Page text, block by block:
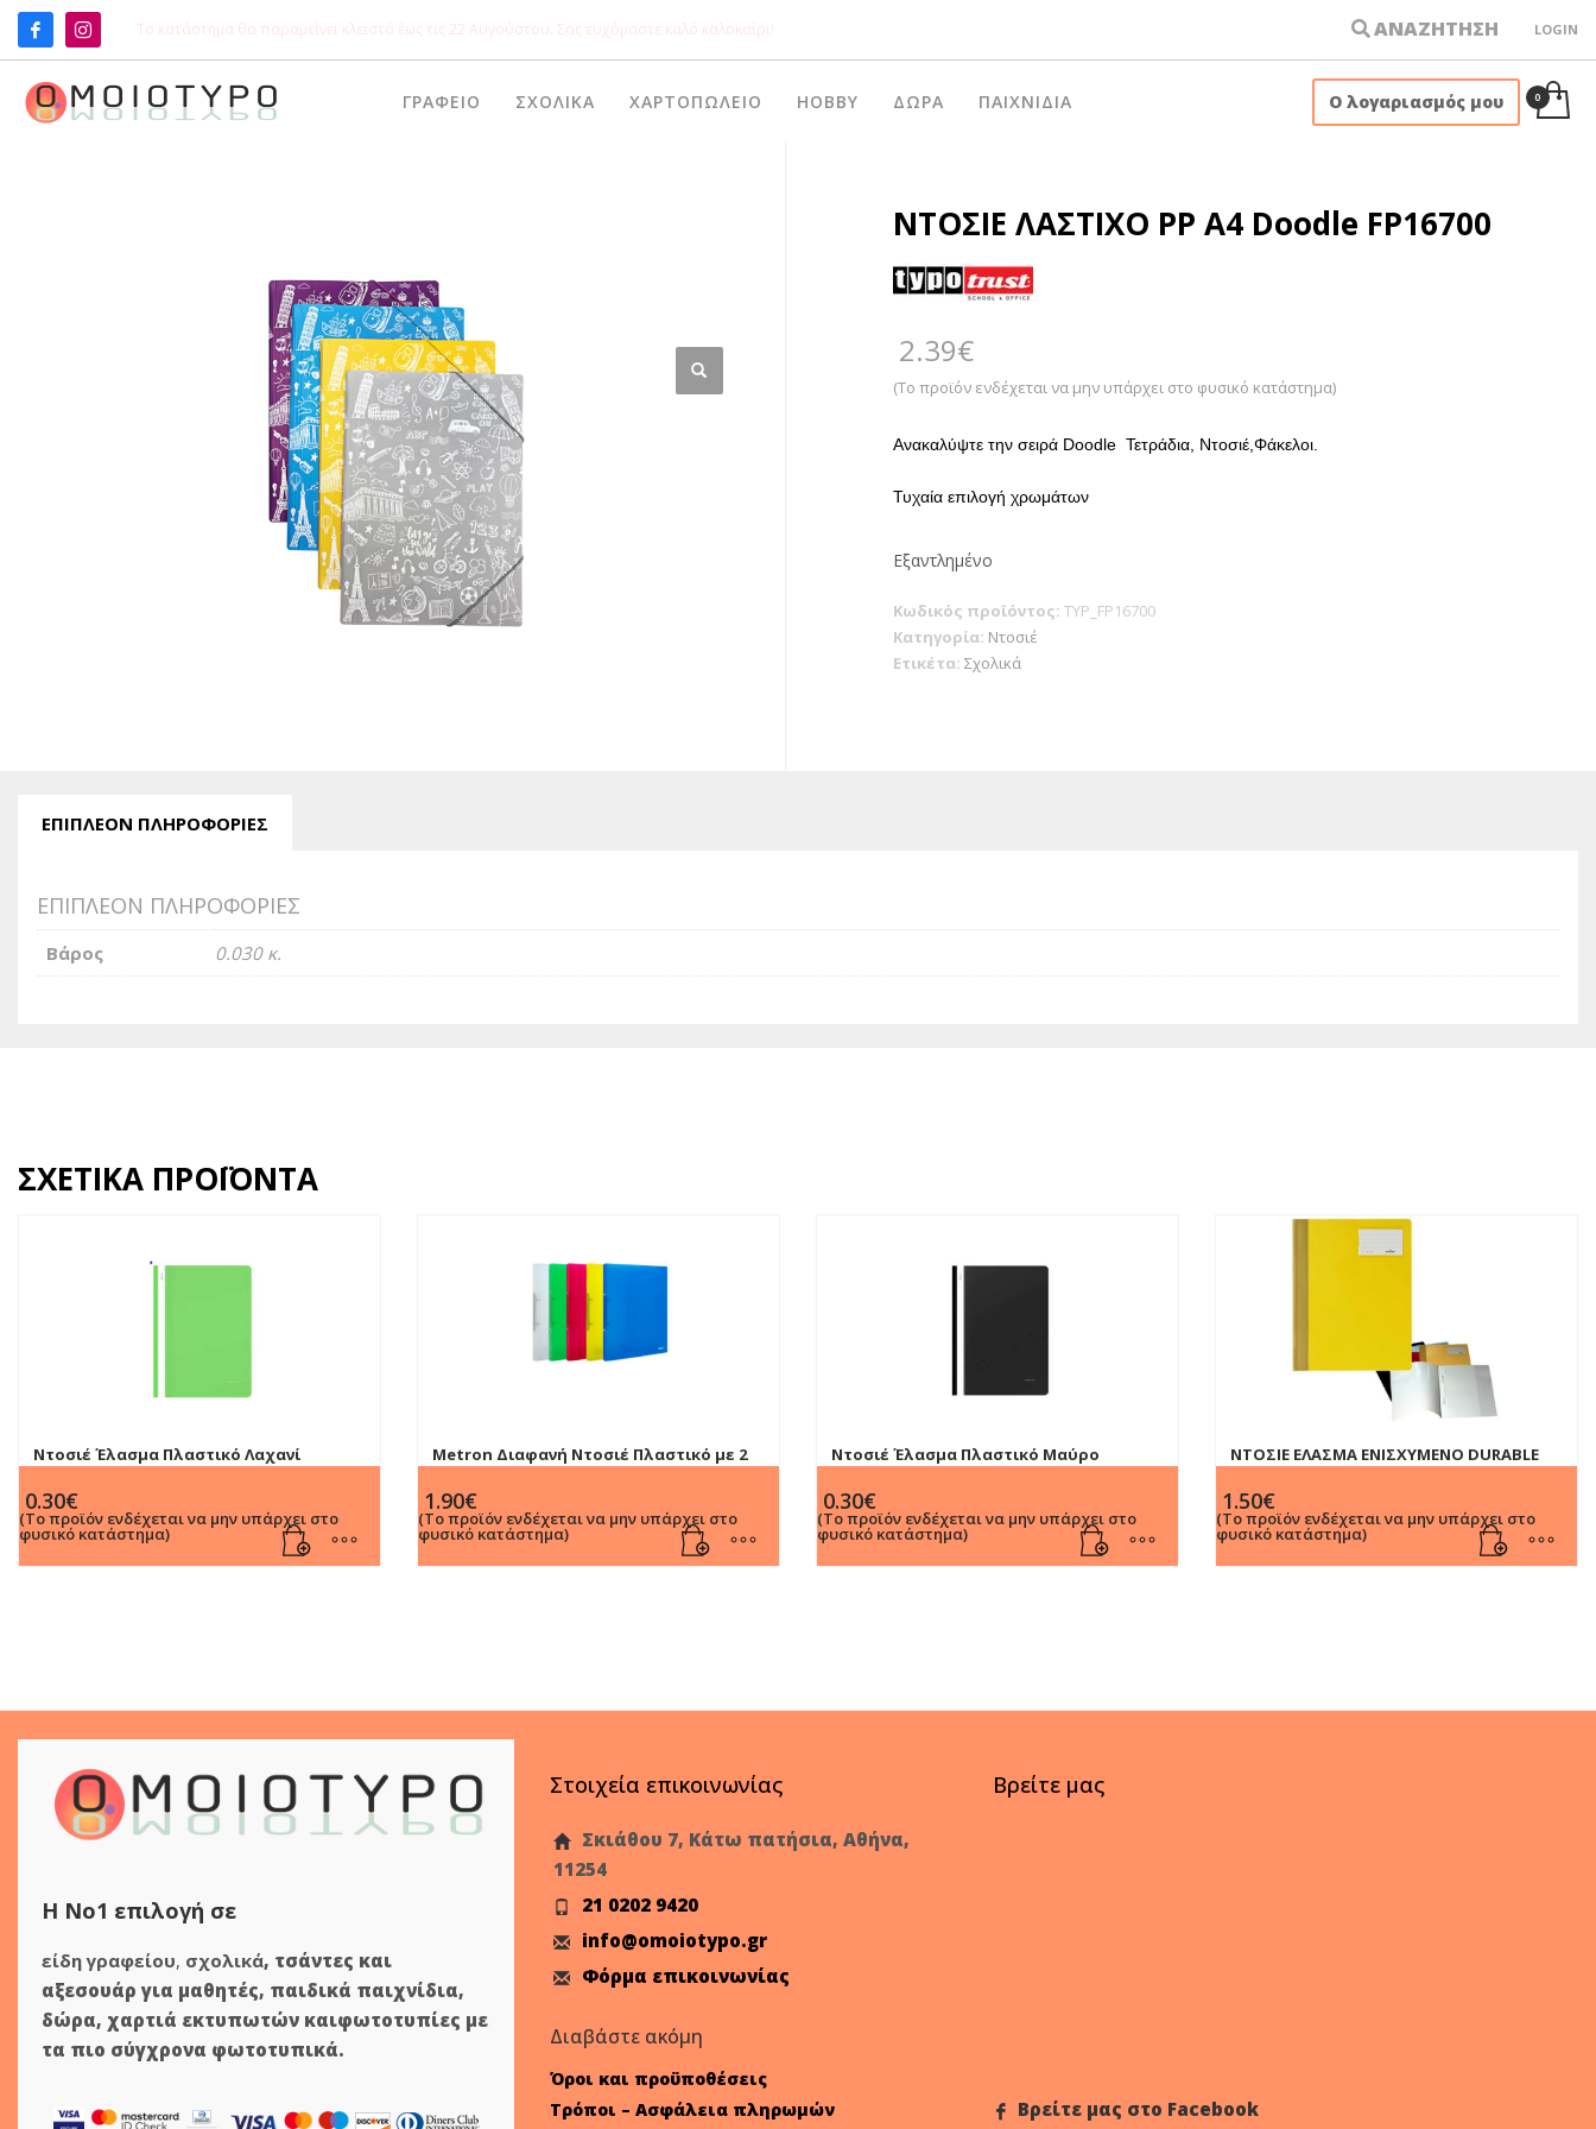
ΑΝΑΖΉΤΗΣΗ
Products
Το κατάστημα θα παραμείνει κλειστό έως τις 22 Αυγούστου. Σας ευχόμαστε καλό καλοκαίρι! ΑΝΑΖΗΤΗΣΗ LOGIN
ΓΡΑΦΕΊΟ ΣΧΟΛΙΚΆ ΧΑΡΤΟΠΩΛΕΊΟ HOBBY ΔΏΡΑ ΠΑΙΧΝΊΔΙΑ Ο λογαριασμός μου
ΝΤΟΣΙΕ ΛΑΣΤΙΧΟ PP Α4 Doodle FP16700
2.39€
(Το προϊόν ενδέχεται να μην υπάρχει στο φυσικό κατάστημα)
Ανακαλύψτε την σειρά Doodle Τετράδια, Ντοσιέ,Φάκελοι.
Τυχαία επιλογή χρωμάτων
Εξαντλημένο
Κωδικός προϊόντος: TYP_FP16700
Κατηγορία: Ντοσιέ
Ετικέτα: Σχολικά
ΕΠΙΠΛΈΟΝ ΠΛΗΡΟΦΟΡΊΕΣ
ΕΠΙΠΛΈΟΝ ΠΛΗΡΟΦΟΡΊΕΣ
Βάρος 0.030 κ.
ΣΧΕΤΙΚΆ ΠΡΟΪΌΝΤΑ
Ντοσιέ Έλασμα Πλαστικό Λαχανί
0.30€
(Το προϊόν ενδέχεται να μην υπάρχει στο
φυσικό κατάστημα)
Metron Διαφανή Ντοσιέ Πλαστικό με 2
1.90€
(Το προϊόν ενδέχεται να μην υπάρχει στο
φυσικό κατάστημα)
Ντοσιέ Έλασμα Πλαστικό Μαύρο
0.30€
(Το προϊόν ενδέχεται να μην υπάρχει στο
φυσικό κατάστημα)
ΝΤΟΣΙΕ ΕΛΑΣΜΑ ΕΝΙΣΧΥΜΕΝΟ DURABLE
1.50€
(Το προϊόν ενδέχεται να μην υπάρχει στο
φυσικό κατάστημα)
Η Νο1 επιλογή σε
είδη γραφείου, σχολικά, τσάντες και
αξεσουάρ για μαθητές, παιδικά παιχνίδια,
δώρα, χαρτιά εκτυπωτών καιφωτοτυπίες με
τα πιο σύγχρονα φωτοτυπικά.
Στοιχεία επικοινωνίας
Σκιάθου 7, Κάτω πατήσια, Αθήνα,
11254
21 0202 9420
info@omoiotypo.gr
Φόρμα επικοινωνίας
Διαβάστε ακόμη
Όροι και προϋποθέσεις
Τρόποι – Ασφάλεια πληρωμών
Βρείτε μας
Βρείτε μας στο Facebook